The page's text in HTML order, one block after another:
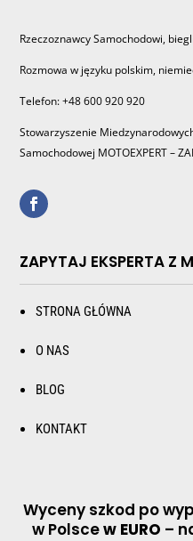
Rzeczoznawcy Samochodowi,
Rozmowa w języku polskim,
Telefon: +48 600 920 920
Stowarzyszenie
Samochodowej MOTOEXPERT –
ZAPYTAJ EKSPERTA Z
STRONA GŁÓWNA
O NAS
BLOG
KONTAKT
Wyceny szkod po
w Polscew EURO –